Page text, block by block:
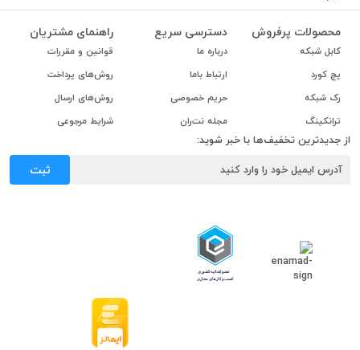
محصولات پرفروش
کابل شبکه
پچ کورد
رک شبکه
ترانکینگ
دسترسی سریع
درباره ما
ارتباط باما
حریم خصوصی
مجله نت‌ران
راهنمای مشتریان
قوانین و مقررات
روش‌های پرداخت
روش‌های ارسال
شرایط مرجوعی
از جدیدترین تخفیف‌ها با خبر شوید:
ثبت